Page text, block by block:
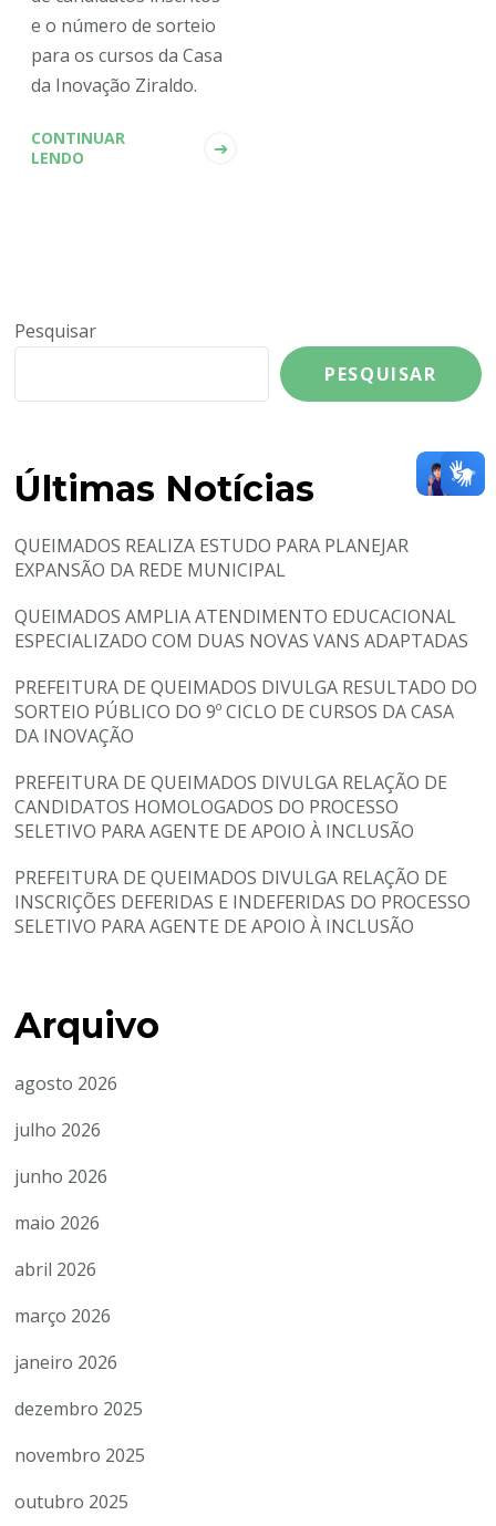
e o número de sorteio
para os cursos da Casa
da Inovação Ziraldo.
CONTINUAR
LENDO
Pesquisar
PESQUISAR
Últimas Notícias
QUEIMADOS REALIZA ESTUDO PARA PLANEJAR
EXPANSÃO DA REDE MUNICIPAL
QUEIMADOS AMPLIA ATENDIMENTO EDUCACIONAL
ESPECIALIZADO COM DUAS NOVAS VANS ADAPTADAS
PREFEITURA DE QUEIMADOS DIVULGA RESULTADO DO
SORTEIO PÚBLICO DO 9º CICLO DE CURSOS DA CASA
DA INOVAÇÃO
PREFEITURA DE QUEIMADOS DIVULGA RELAÇÃO DE
CANDIDATOS HOMOLOGADOS DO PROCESSO
SELETIVO PARA AGENTE DE APOIO À INCLUSÃO
PREFEITURA DE QUEIMADOS DIVULGA RELAÇÃO DE
INSCRIÇÕES DEFERIDAS E INDEFERIDAS DO PROCESSO
SELETIVO PARA AGENTE DE APOIO À INCLUSÃO
Arquivo
agosto 2026
julho 2026
junho 2026
maio 2026
abril 2026
março 2026
janeiro 2026
dezembro 2025
novembro 2025
outubro 2025